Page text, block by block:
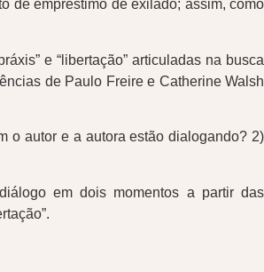
de empréstimo de exilado; assim, como
e “libertação” articuladas na busca
de Paulo Freire e Catherine Walsh
o autor e a autora estão dialogando? 2)
em dois momentos a partir das